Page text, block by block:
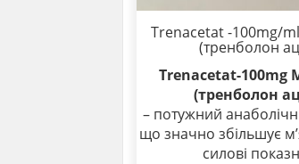
Trenacetat -100mg/
(тренболон
Trenacetat-100mg
(тренболон
– потужний
що значно збільшує
силові